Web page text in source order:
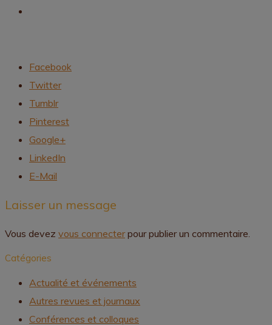
Facebook
Twitter
Tumblr
Pinterest
Google+
LinkedIn
E-Mail
Laisser un message
Vous devez vous connecterpour publier un commentaire.
Catégories
Actualité et événements
Autres revues et journaux
Conférences et colloques